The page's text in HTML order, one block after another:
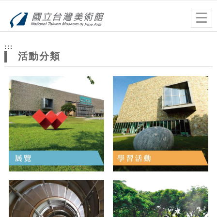
站
主
題
:::
活動分類